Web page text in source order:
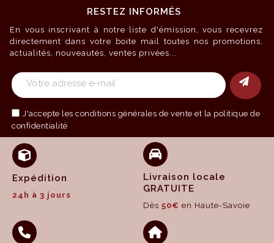
RESTEZ INFORMÉS
En vous inscrivant à notre liste d'émission, vous recevrez
directement dans votre boite mail toutes nos promotions,
actualités, nouveautés, ventes privées...
J'accepte les conditions générales de vente et la politique de
confidentialité
Expédition
24h à 3 jours
Livraison locale
GRATUITE
Dès 50€ en Haute-Savoie